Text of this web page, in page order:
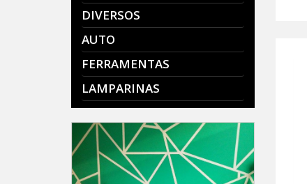
DIVERSOS
AUTO
FERRAMENTAS
LAMPARINAS